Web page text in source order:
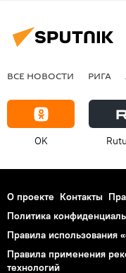
ВСЕ НОВОСТИ РИГА
OK
О проекте Контакты
Политика
Правила использования
Правила применения
технологий